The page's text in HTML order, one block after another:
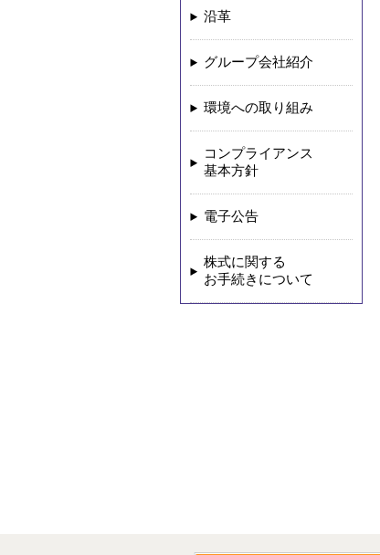
沿革
グループ会社紹介
環境への取り組み
コンプライアンス
基本方針
電子公告
株式に関する
お手続きについて